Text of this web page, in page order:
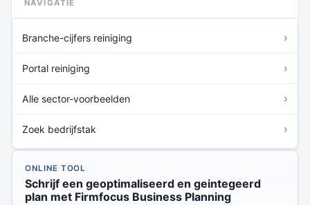
NAVIGATIE
Branche-cijfers reiniging ›
Portal reiniging ›
Alle sector-voorbeelden ›
Zoek bedrijfstak ›
ONLINE TOOL
Schrijf een geoptimaliseerd en geintegeerd
plan met Firmfocus Business Planning